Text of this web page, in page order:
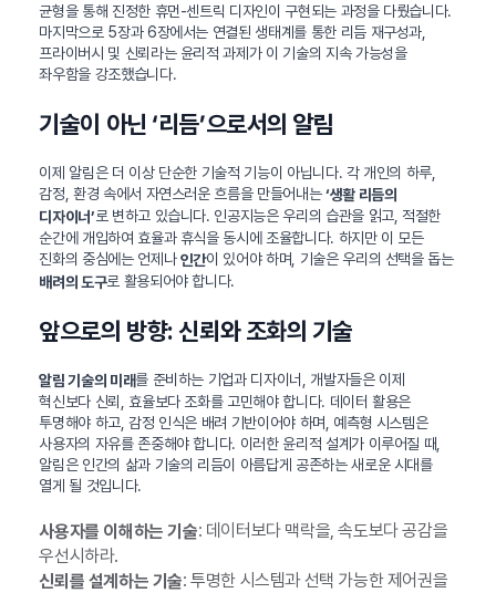
균형을 통해 진정한 휴먼-센트릭 디자인이 구현되는 과정을 다뤘습니다.
마지막으로 5장과 6장에서는 연결된 생태계를 통한 리듬 재구성과,
프라이버시 및 신뢰라는 윤리적 과제가 이 기술의 지속 가능성을
좌우함을 강조했습니다.
기술이 아닌 ‘리듬’으로서의 알림
이제 알림은 더 이상 단순한 기술적 기능이 아닙니다. 각 개인의 하루,
감정, 환경 속에서 자연스러운 흐름을 만들어내는‘생활 리듬의
디자이너’로 변하고 있습니다. 인공지능은 우리의 습관을 읽고, 적절한
순간에 개입하여 효율과 휴식을 동시에 조율합니다. 하지만 이 모든
진화의 중심에는 언제나인간이 있어야 하며, 기술은 우리의 선택을 돕는
배려의 도구로 활용되어야 합니다.
앞으로의 방향: 신뢰와 조화의 기술
알림 기술의 미래를 준비하는 기업과 디자이너, 개발자들은 이제
혁신보다 신뢰, 효율보다 조화를 고민해야 합니다. 데이터 활용은
투명해야 하고, 감정 인식은 배려 기반이어야 하며, 예측형 시스템은
사용자의 자유를 존중해야 합니다. 이러한 윤리적 설계가 이루어질 때,
알림은 인간의 삶과 기술의 리듬이 아름답게 공존하는 새로운 시대를
열게 될 것입니다.
사용자를 이해하는 기술: 데이터보다 맥락을, 속도보다 공감을
우선시하라.
신뢰를 설계하는 기술: 투명한 시스템과 선택 가능한 제어권을